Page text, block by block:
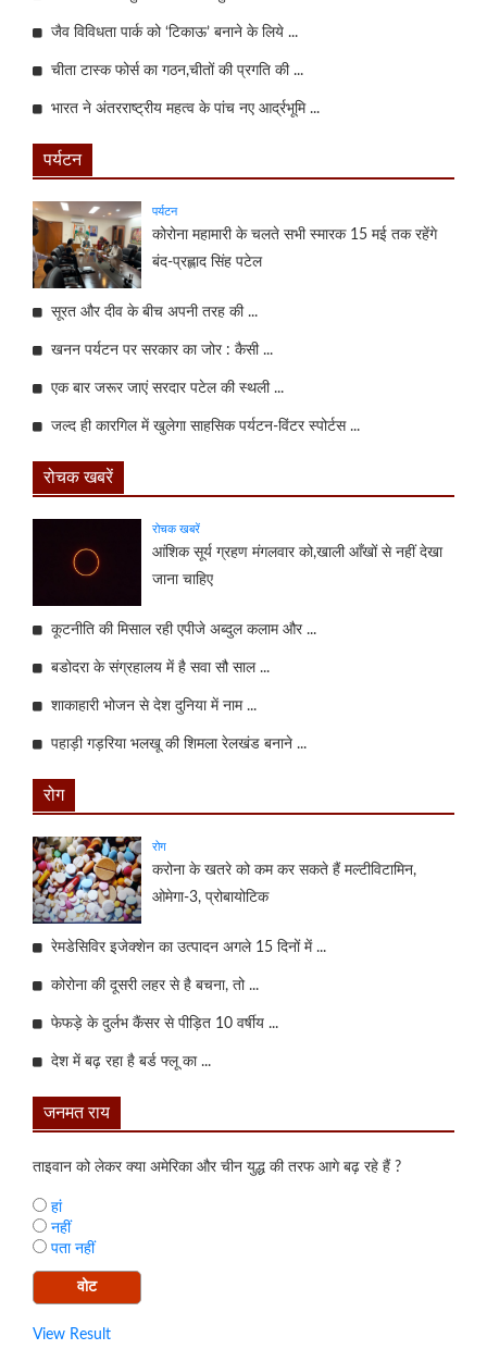
जैव विविधता पार्क को ‘टिकाऊ’ बनाने के लिये ...
चीता टास्क फोर्स का गठन,चीतों की प्रगति की ...
भारत ने अंतरराष्ट्रीय महत्व के पांच नए आर्द्रभूमि ...
पर्यटन
पर्यटन
कोरोना महामारी के चलते सभी स्मारक 15 मई तक रहेंगे
बंद-प्रह्लाद सिंह पटेल
सूरत और दीव के बीच अपनी तरह की ...
खनन पर्यटन पर सरकार का जोर : कैसी ...
एक बार जरूर जाएं सरदार पटेल की स्थली ...
जल्द ही कारगिल में खुलेगा साहसिक पर्यटन-विंटर स्पोर्टस ...
रोचक खबरें
रोचक खबरें
आंशिक सूर्य ग्रहण मंगलवार को,खाली आँखों से नहीं देखा
जाना चाहिए
कूटनीति की मिसाल रही एपीजे अब्दुल कलाम और ...
बडोदरा के संग्रहालय में है सवा सौ साल ...
शाकाहारी भोजन से देश दुनिया में नाम ...
पहाड़ी गड़रिया भलखू की शिमला रेलखंड बनाने ...
रोग
रोग
करोना के खतरे को कम कर सकते हैं मल्टीविटामिन,
ओमेगा-3, प्रोबायोटिक
रेमडेसिविर इजेक्शेन का उत्पादन अगले 15 दिनों में ...
कोरोना की दूसरी लहर से है बचना, तो ...
फेफड़े के दुर्लभ कैंसर से पीड़ित 10 वर्षीय ...
देश में बढ़ रहा है बर्ड फ्लू का ...
जनमत राय
ताइवान को लेकर क्या अमेरिका और चीन युद्ध की तरफ आगे बढ़ रहे हैं ?
हां
नहीं
पता नहीं
View Result